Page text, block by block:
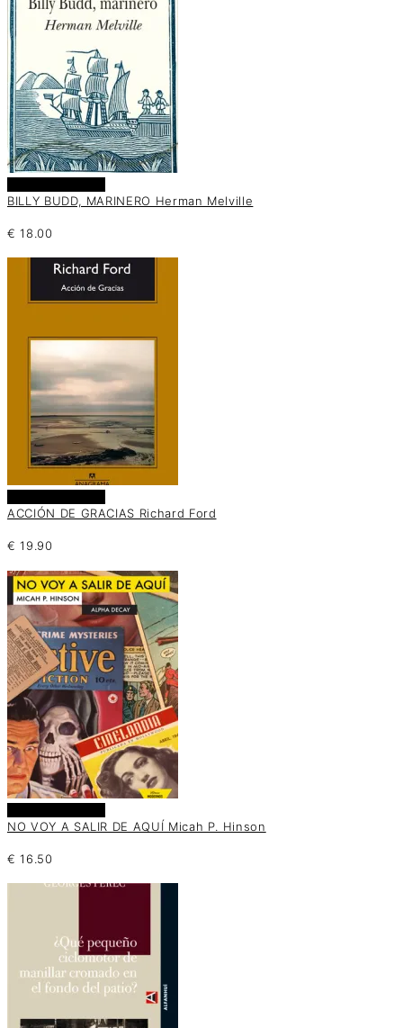
BILLY BUDD, MARINERO Herman Melville
€ 18.00
ACCIÓN DE GRACIAS Richard Ford
€ 19.90
NO VOY A SALIR DE AQUÍ Micah P. Hinson
€ 16.50